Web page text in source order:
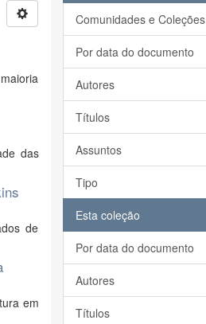
das
de
em
Comunidades e Coleções
Por data do documento
Autores
Títulos
Assuntos
Tipo
Esta coleção
Por data do documento
Autores
Títulos